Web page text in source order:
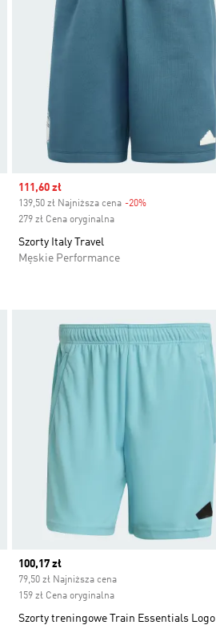
Sale price
111,60 zł
139,50 zł Najniższa cena -20%
279 zł Cena oryginalna
Szorty Italy Travel
Męskie Performance
Dodaj do listy życzeń
Current price
100,17 zł
79,50 zł Najniższa cena
159 zł Cena oryginalna
Szorty treningowe Train Essentials Logo